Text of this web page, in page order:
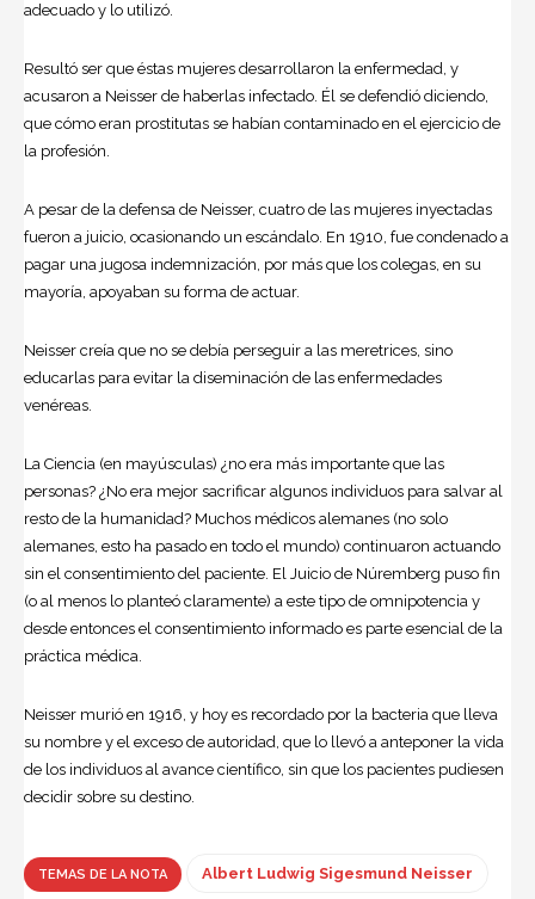
adecuado y lo utilizó.
Resultó ser que éstas mujeres desarrollaron la enfermedad, y
acusaron a Neisser de haberlas infectado. Él se defendió diciendo,
que cómo eran prostitutas se habían contaminado en el ejercicio de
la profesión.
A pesar de la defensa de Neisser, cuatro de las mujeres inyectadas
fueron a juicio, ocasionando un escándalo. En 1910, fue condenado a
pagar una jugosa indemnización, por más que los colegas, en su
mayoría, apoyaban su forma de actuar.
Neisser creía que no se debía perseguir a las meretrices, sino
educarlas para evitar la diseminación de las enfermedades
venéreas.
La Ciencia (en mayúsculas) ¿no era más importante que las
personas? ¿No era mejor sacrificar algunos individuos para salvar al
resto de la humanidad? Muchos médicos alemanes (no solo
alemanes, esto ha pasado en todo el mundo) continuaron actuando
sin el consentimiento del paciente. El Juicio de Núremberg puso fin
(o al menos lo planteó claramente) a este tipo de omnipotencia y
desde entonces el consentimiento informado es parte esencial de la
práctica médica.
Neisser murió en 1916, y hoy es recordado por la bacteria que lleva
su nombre y el exceso de autoridad, que lo llevó a anteponer la vida
de los individuos al avance científico, sin que los pacientes pudiesen
decidir sobre su destino.
TEMAS DE LA NOTA Albert Ludwig Sigesmund Neisser